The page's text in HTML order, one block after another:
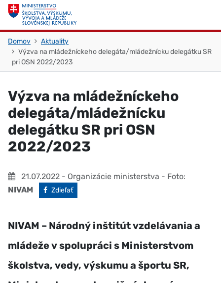
Skočiť na obsah
Domov
Aktuality
Výzva na mládežníckeho delegáta/mládežnícku delegátku SR
pri OSN 2022/2023
Výzva na mládežníckeho
delegáta/mládežnícku
delegátku SR pri OSN
2022/2023
21.07.2022 - Organizácie ministerstva - Foto:
NIVAM
Facebook
Zdieľať
NIVAM – Národný inštitút vzdelávania a
mládeže v spolupráci s Ministerstvom
školstva, vedy, výskumu a športu SR,
Skočiť na začiatok stránky